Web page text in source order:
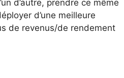
d’autre, prendre ce même
d’une meilleure
de revenus/de rendement